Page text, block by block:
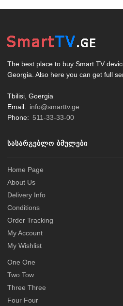
The best place to buy Smart TV
Georgia. Also here you can get full
Tbilisi, Goergia
Email: info@smarttv.ge
Phone: 511-33-33-00
ᲡᲐᲡᲐᲠᲒᲔᲑᲚᲝ ᲑᲛᲣᲚᲔᲑᲘ
Home Page
About Us
Delivery Info
Conditions
Order Tracking
My Account
My Wishlist
One One
Two Tow
Three Three
Four Four